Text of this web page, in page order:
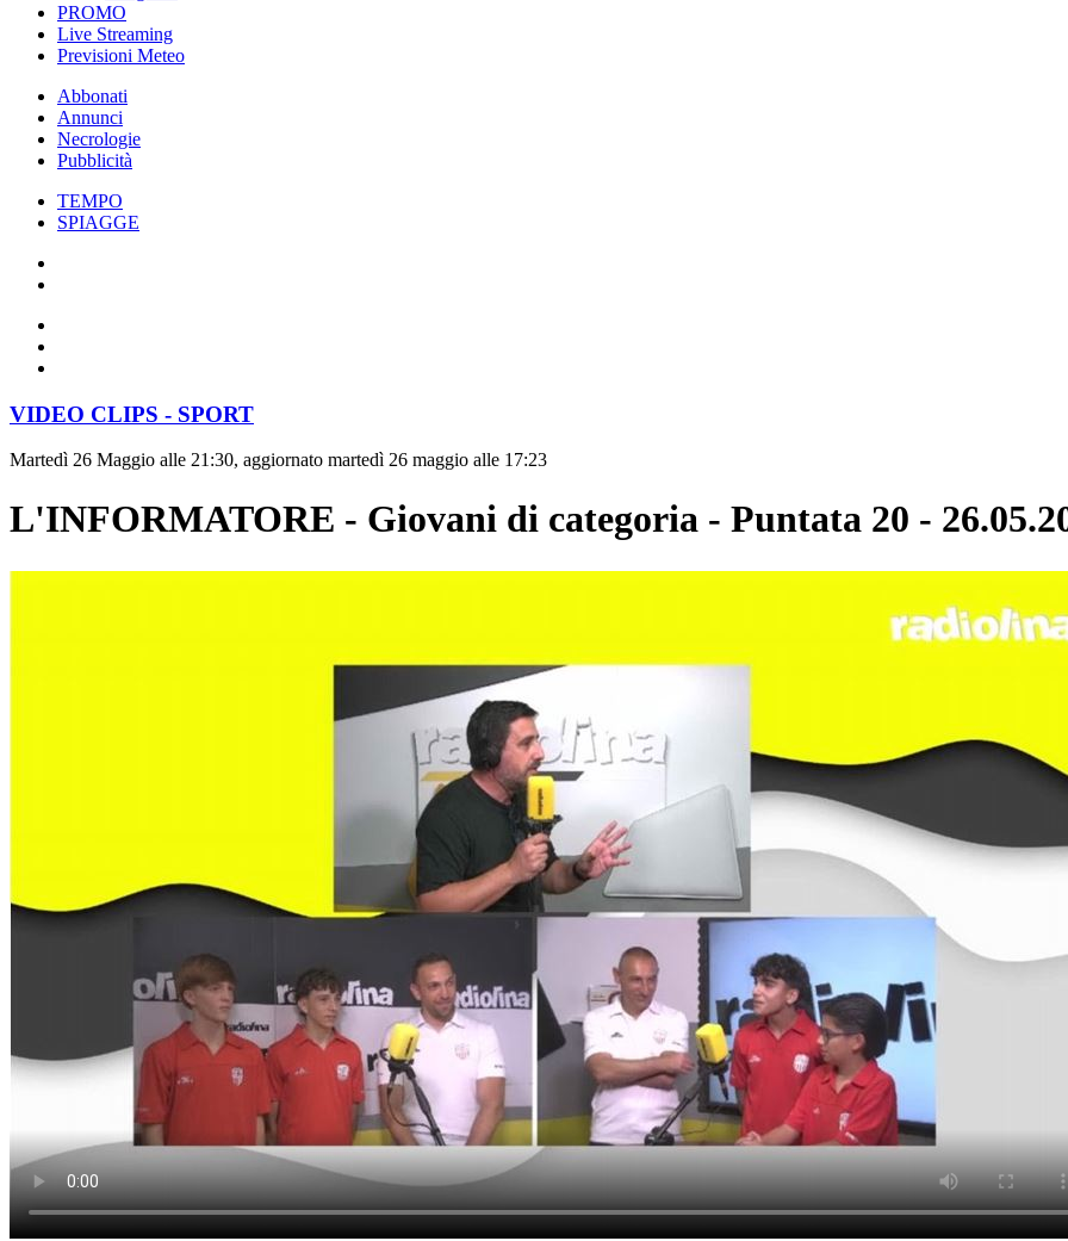
PROMO
Live Streaming
Previsioni Meteo
Abbonati
Annunci
Necrologie
Pubblicità
TEMPO
SPIAGGE
VIDEO CLIPS - SPORT
Martedì 26 Maggio alle 21:30, aggiornato martedì 26 maggio alle 17:23
L'INFORMATORE - Giovani di categoria - Puntata 20 -